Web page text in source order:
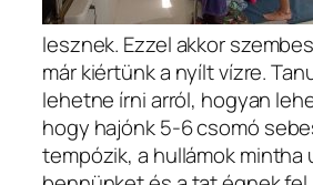
lesznek. Ezzel akkor
már kiértünk a nyílt vízre.
lehetne írni arról, hogyan
hogy hajónk 5-6 csomó
tempózik, a hullámok